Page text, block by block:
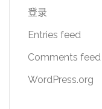
登录
Entries feed
Comments feed
WordPress.org